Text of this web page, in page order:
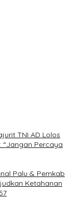
TNI AD Lolos
“Jangan Percaya
Palu & Pemkab
Ketahanan